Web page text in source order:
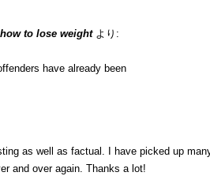
to lose weight より:
have already been
as well as factual. I have picked up
and over again. Thanks a lot!